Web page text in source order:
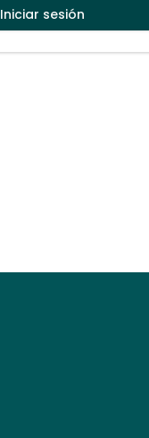
Iniciar sesión